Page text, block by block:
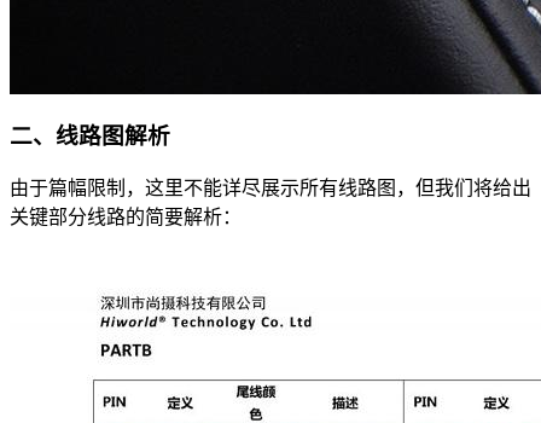
二、线路图解析
由于篇幅限制，这里不能详尽展示所有线路图，但我们将给出
关键部分线路的简要解析：